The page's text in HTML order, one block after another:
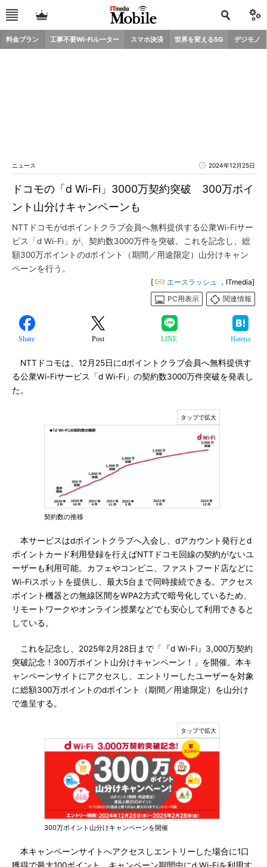
料金プラン 工事不要Wi-Fiルーター スマホ決済 世界を変える5G デジモノ
ニュース 2024年12月25日
ドコモの「d Wi-Fi」3000万契約突破 300万ポイ
ント山分けキャンペーンも
NTTドコモがdポイントクラブ会員へ無料提供する公衆Wi-Fiサー
ビス「d Wi-Fi」が、契約数3000万件を突破。これを記念し、総
額300万ポイントのdポイント（期間／用途限定）山分けキャン
ペーンを行う。
[ エースラッシュ ，ITmedia]
PC用表示
関連情報
Share Post LINE Hatena
NTTドコモは、12月25日にdポイントクラブ会員へ無料提供す
る公衆Wi-Fiサービス「d Wi-Fi」の契約数3000万件突破を発表し
た。
契約数の推移
本サービスはdポイントクラブへ入会し、dアカウント発行とd
ポイントカード利用登録を行えばNTTドコモ回線の契約がないユ
ーザーも利用可能。カフェやコンビニ、ファストフード店などに
Wi-Fiスポットを提供し、最大5台まで同時接続できる。アクセス
ポイント機器との無線区間をWPA2方式で暗号化しているため、
リモートワークやオンライン授業などでも安心して利用できると
している。
これを記念し、2025年2月28日まで「『d Wi-Fi』3,000万契約
突破記念！300万ポイント山分けキャンペーン！」を開催。本キ
ャンペーンサイトにアクセスし、エントリーしたユーザーを対象
に総額300万ポイントのdポイント（期間／用途限定）を山分け
で進呈する。
300万ポイント山分けキャンペーンを開催
本キャンペーンサイトへアクセスしエントリーした場合に1口